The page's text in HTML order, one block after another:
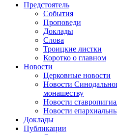
Предстоятель
События
Проповеди
Доклады
Слова
Троицкие листки
Коротко о главном
Новости
Церковные новости
Новости
монашеству
Новости
Новости
Доклады
Публикации